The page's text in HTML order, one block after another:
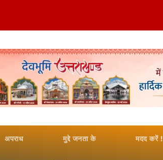
अपराध मुद्दे जनता के मदद करें !